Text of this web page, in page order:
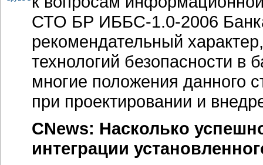
СТО БР ИББС-1.0-2006
рекомендательный
технологий безопасности в
многие положения данного
при проектировании и
CNews: Насколько
интеграции